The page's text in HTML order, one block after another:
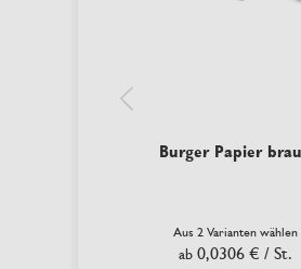
Burger Papier
Aus 2 Varianten wählen
ab 0,0306 € / St.